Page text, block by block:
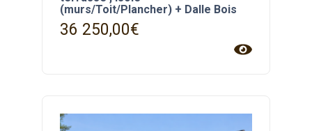
(murs/Toit/Plancher) + Dalle Bois
36 250,00€